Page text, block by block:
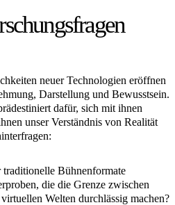
neuer Technologien eröffnen
Darstellung und Bewusstsein.
dafür, sich mit ihnen
unser Verständnis von Realität
traditionelle Bühnenformate
die die Grenze zwischen
Welten durchlässig machen?